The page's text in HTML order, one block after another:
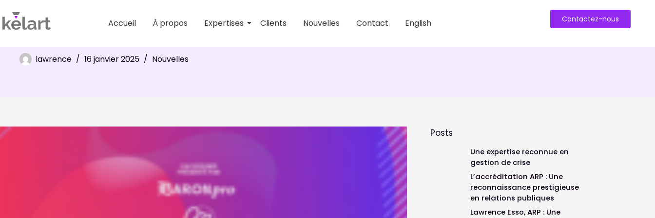
Accueil À propos Expertises Clients Nouvelles Contact English Contactez-nous
lawrence
16 janvier 2025 Nouvelles
Posts
Une expertise reconnue en
gestion de crise
L’accréditation ARP : Une
reconnaissance prestigieuse
en relations publiques
Lawrence Esso, ARP : Une